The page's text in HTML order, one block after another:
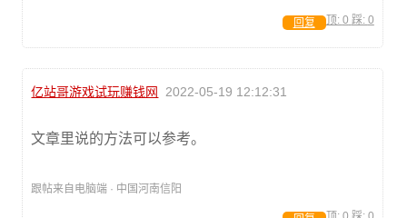
顶: 0 踩: 0
回复
亿站哥游戏试玩赚钱网 2022-05-19 12:12:31
文章里说的方法可以参考。
跟帖来自电脑端 · 中国河南信阳